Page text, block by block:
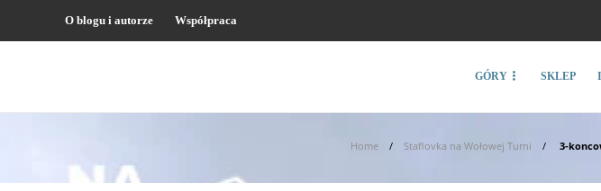
O blogu i autorze Współpraca
GÓRY SKLEP
Home Staflovka na Wołowej Turni 3-